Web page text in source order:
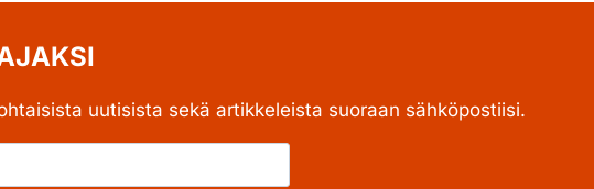
uutisista sekä artikkeleista suoraan sähköpostiisi.